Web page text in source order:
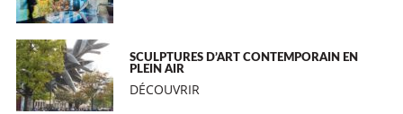
SCULPTURES D’ART CONTEMPORAIN EN
PLEIN AIR
DÉCOUVRIR